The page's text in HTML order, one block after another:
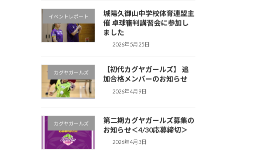
イベントレポート
城陽久御山中学校体育連盟主
催 卓球審判講習会に参加し
ました
2026年5月25日
カグヤガールズ
【初代カグヤガールズ】 追
加合格メンバーのお知らせ
2026年4月9日
カグヤガールズ
第二期カグヤガールズ募集の
お知らせ＜4/30応募締切＞
2026年4月3日